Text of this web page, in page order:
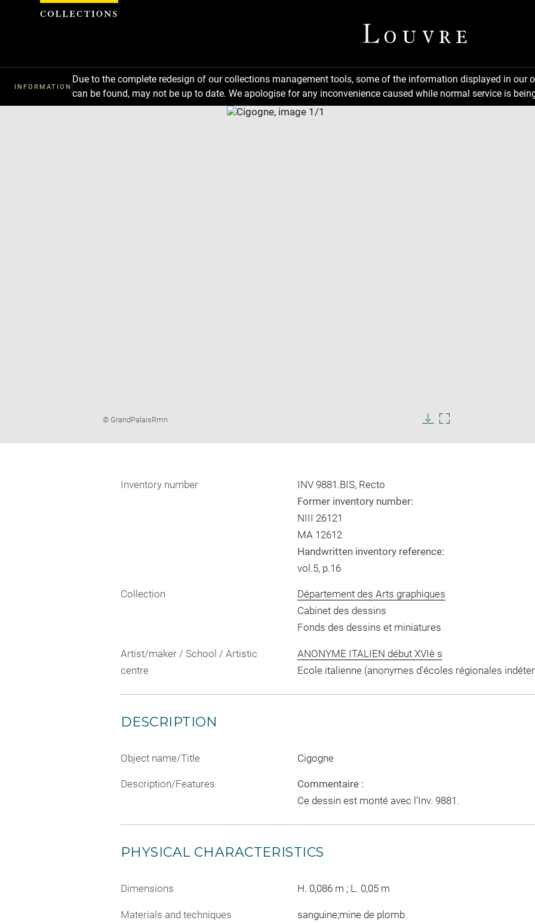
INFORMATION
Due to the complete redesign of our collections management tools, some of the information displayed in
can be found, may not be up to date. We apologise for any inconvenience caused while normal service is
new
Image
© GrandPalaisRmn
imageimage
Inventory number
INV 9881.BIS, Recto
Former inventory number:
NIII 26121
MA 12612
Handwritten inventory reference:
vol.5, p.16
Collection
Département des Arts graphiques
Cabinet des dessins
Fonds des dessins et miniatures
Artist/maker / School / Artistic
centre
ANONYME ITALIEN début XVIè s
Ecole italienne (anonymes d'écoles régionales
DESCRIPTION
Object name/Title Cigogne
Description/Features
Commentaire :
Ce dessin est monté avec l'Inv. 9881.
PHYSICAL CHARACTERISTICS
Dimensions H. 0,086 m ; L. 0,05 m
Materials and techniques sanguine;mine de plomb
Cookies management panel